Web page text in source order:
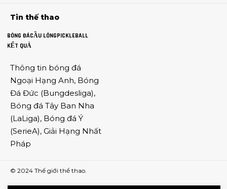
Tin thế thao
BÓNG ĐÁCẦU LÔNGPICKLEBALL
KẾT QUẢ
Thông tin bóng đá
Ngoại Hạng Anh, Bóng
Đá Đức (Bungdesliga),
Bóng đá Tây Ban Nha
(LaLiga), Bóng đá Ý
(SerieA), Giải Hạng Nhất
Pháp
© 2024 Thế giới thể thao.